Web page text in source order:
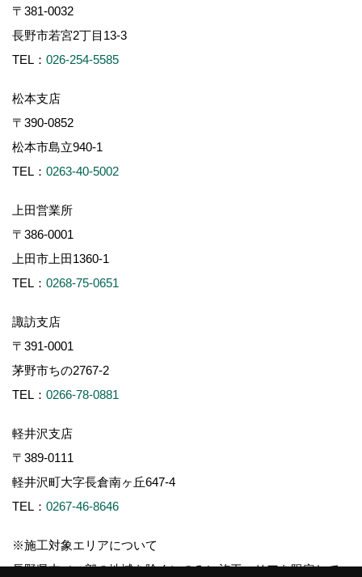
〒381-0032
長野市若宮2丁目13-3
TEL： 026-254-5585
松本支店
〒390-0852
松本市島立940-1
TEL： 0263-40-5002
上田営業所
〒386-0001
上田市上田1360-1
TEL： 0268-75-0651
諏訪支店
〒391-0001
茅野市ちの2767-2
TEL： 0266-78-0881
軽井沢支店
〒389-0111
軽井沢町大字長倉南ヶ丘647-4
TEL： 0267-46-8646
※施工対象エリアについて
長野県内（一部の地域を除く）のみに施工エリアを限定して